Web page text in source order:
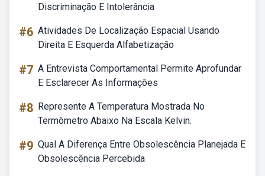
Discriminação E Intolerância
#6 Atividades De Localização Espacial Usando
Direita E Esquerda Alfabetização
#7 A Entrevista Comportamental Permite Aprofundar
E Esclarecer As Informações
#8 Represente A Temperatura Mostrada No
Termômetro Abaixo Na Escala Kelvin.
#9 Qual A Diferença Entre Obsolescência Planejada E
Obsolescência Percebida